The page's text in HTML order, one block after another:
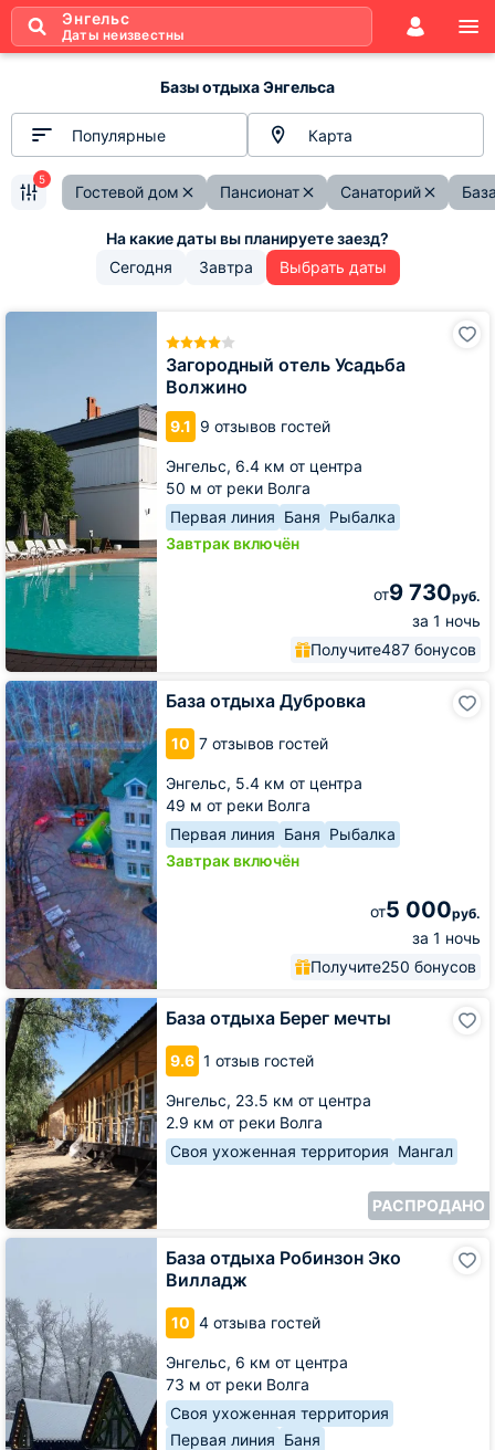
Энгельс
Даты неизвестны
Базы отдыха Энгельса
Популярные Карта
Гостевой дом Пансионат Санаторий
5
Сегодня Завтра Выбрать даты
Загородный отель Усадьба
Волжино
9.1 9 отзывов гостей
Энгельс, 6.4 км от центра
50 м от реки Волга
Первая линия Баня Рыбалка
Завтрак включён
от9 730руб.
за 1 ночь
Получите487 бонусов
Загородный
База отдыха Дубровка
10 7 отзывов гостей
Энгельс, 5.4 км от центра
49 м от реки Волга
Первая линия Баня Рыбалка
Завтрак включён
от5 000руб.
за 1 ночь
Получите250 бонусов
База
отдыха
Дубровка
База отдыха Берег мечты
9.6 1 отзыв гостей
Энгельс, 23.5 км от центра
2.9 км от реки Волга
Своя ухоженная территория Мангал
РАСПРОДАНО
База
отдыха
Берег
мечты
База отдыха Робинзон Эко
Вилладж
10 4 отзыва гостей
Энгельс, 6 км от центра
73 м от реки Волга
Своя ухоженная территория
Первая линия Баня
База
Эко
Вилладж